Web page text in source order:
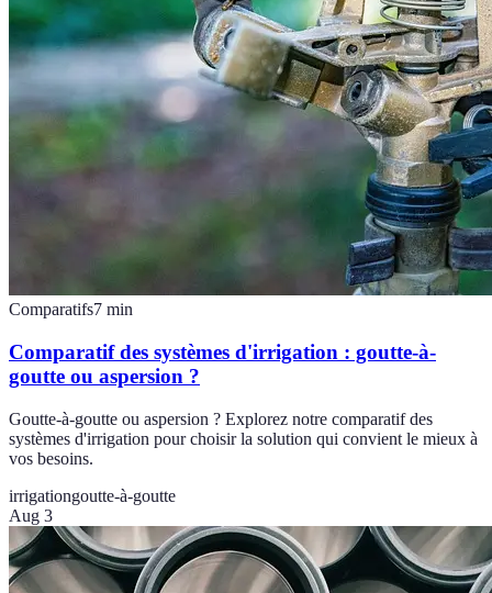
Comparatifs7 min
Comparatif des systèmes d'irrigation : goutte-à-
goutte ou aspersion ?
Goutte-à-goutte ou aspersion ? Explorez notre comparatif des
systèmes d'irrigation pour choisir la solution qui convient le mieux à
vos besoins.
irrigationgoutte-à-goutte
Aug 3